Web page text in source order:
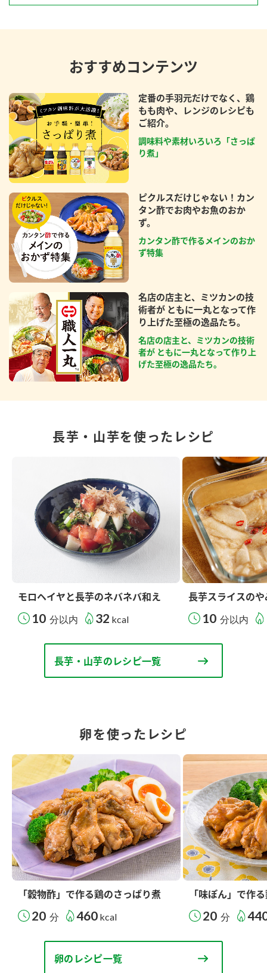
おすすめコンテンツ
定番の手羽元だけでなく、鶏
もも肉や、レンジのレシピも
ご紹介。
調味料や素材いろいろ「さっぱ
り煮」
ピクルスだけじゃない！カン
タン酢でお肉やお魚のおか
ず。
カンタン酢で作るメインのおか
ず特集
名店の店主と、ミツカンの技
術者が ともに一丸となって作
り上げた至極の逸品たち。
名店の店主と、ミツカンの技術
者が ともに一丸となって作り上
げた至極の逸品たち。
長芋・山芋を使ったレシピ
モロヘイヤと長芋のネバネバ和え
10 分以内 32 kcal
長芋スライスの
10 分以内
長芋・山芋のレシピ一覧
卵を使ったレシピ
「穀物酢」で作る鶏のさっぱり煮
20 分 460 kcal
「味ぽん」で作
20 分
卵のレシピ一覧